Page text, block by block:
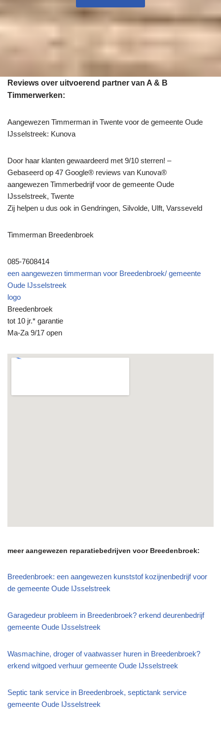
Reviews over uitvoerend partner van A & B
Timmerwerken:
Aangewezen Timmerman in Twente voor de gemeente Oude
IJsselstreek: Kunova
Door haar klanten gewaardeerd met 9/10 sterren! –
Gebaseerd op 47 Google® reviews van Kunova®
aangewezen Timmerbedrijf voor de gemeente Oude
IJsselstreek, Twente
Zij helpen u dus ook in Gendringen, Silvolde, Ulft, Varsseveld
Timmerman Breedenbroek
085-7608414
een aangewezen timmerman voor Breedenbroek/ gemeente
Oude IJsselstreek
logo
Breedenbroek
tot 10 jr.* garantie
Ma-Za 9/17 open
meer aangewezen reparatiebedrijven voor Breedenbroek:
Breedenbroek: een aangewezen kunststof kozijnenbedrijf voor
de gemeente Oude IJsselstreek
Garagedeur probleem in Breedenbroek? erkend deurenbedrijf
gemeente Oude IJsselstreek
Wasmachine, droger of vaatwasser huren in Breedenbroek?
erkend witgoed verhuur gemeente Oude IJsselstreek
Septic tank service in Breedenbroek, septictank service
gemeente Oude IJsselstreek